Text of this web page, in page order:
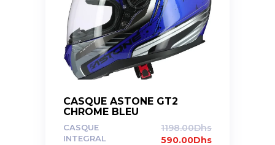
CASQUE ASTONE GT2
CHROME BLEU
CASQUE
INTEGRAL
1198.00Dhs
590.00Dhs